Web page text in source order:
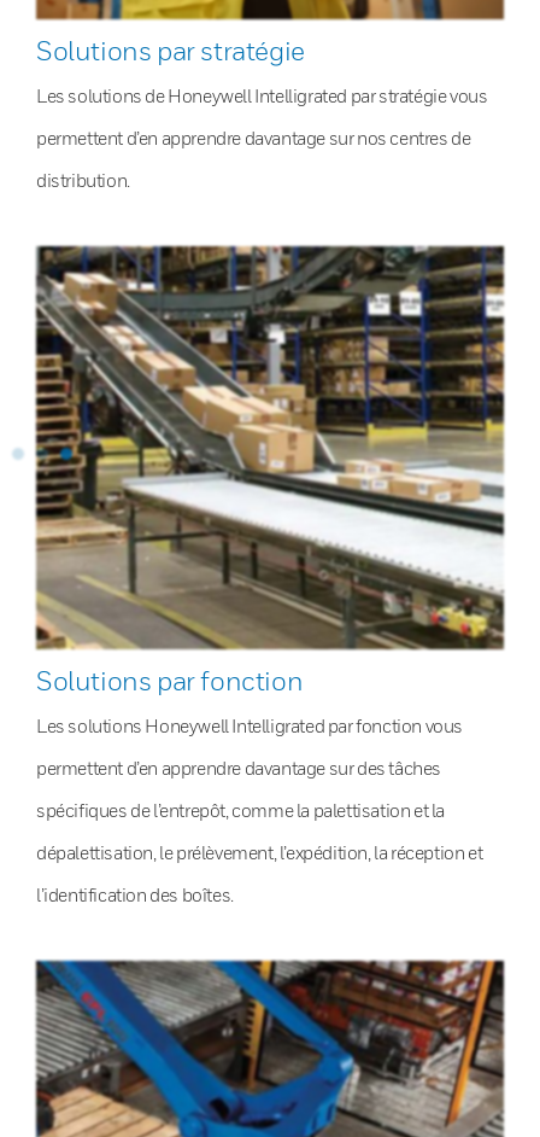
Solutions par stratégie
Les solutions de Honeywell Intelligrated par stratégie vous
permettent d’en apprendre davantage sur nos centres de
distribution.
Solutions par fonction
Les solutions Honeywell Intelligrated par fonction vous
permettent d’en apprendre davantage sur des tâches
spécifiques de l’entrepôt, comme la palettisation et la
dépalettisation, le prélèvement, l’expédition, la réception et
l’identification des boîtes.